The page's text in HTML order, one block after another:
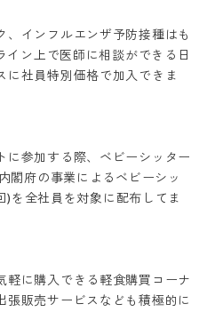
、インフルエンザ予防接種はも
ン上で医師に相談ができる日
に社員特別価格で加入できま
に参加する際、ベビーシッター
閣府の事業によるベビーシッ
を全社員を対象に配布してま
軽に購入できる軽食購買コーナ
張販売サービスなども積極的に